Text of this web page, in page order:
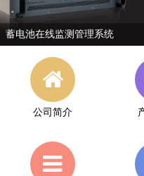
蓄电池在线监测管理系统
公司简介